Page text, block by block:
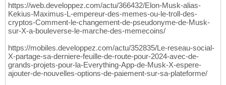
https://web.developpez.com/actu/366432/Elon-Musk-alias-
Kekius-Maximus-L-empereur-des-memes-ou-le-troll-des-
cryptos-Comment-le-changement-de-pseudonyme-de-Musk-
sur-X-a-bouleverse-le-marche-des-memecoins/
https://mobiles.developpez.com/actu/352835/Le-reseau-social-
X-partage-sa-derniere-feuille-de-route-pour-2024-avec-de-
grands-projets-pour-la-Everything-App-de-Musk-X-espere-
ajouter-de-nouvelles-options-de-paiement-sur-sa-plateforme/